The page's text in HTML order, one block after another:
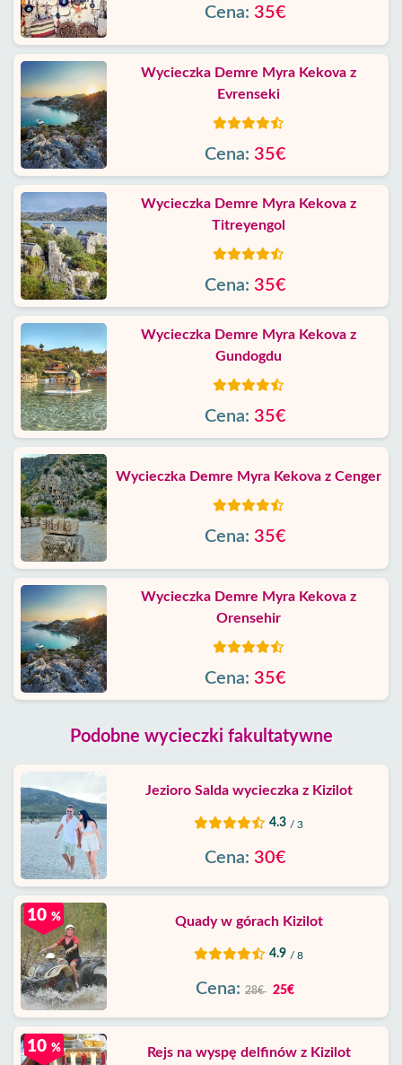
Cena: 35€
Wycieczka Demre Myra Kekova z
Evrenseki
Cena: 35€
Wycieczka Demre Myra Kekova z
Titreyengol
Cena: 35€
Wycieczka Demre Myra Kekova z
Gundogdu
Cena: 35€
Wycieczka Demre Myra Kekova z Cenger
Cena: 35€
Wycieczka Demre Myra Kekova z
Orensehir
Cena: 35€
Podobne wycieczki fakultatywne
Jezioro Salda wycieczka z Kizilot
4.3 / 3
Cena: 30€
Quady w górach Kizilot
4.9 / 8
10 %
Cena: 28€ 25€
Rejs na wyspę delfinów z Kizilot
10 %